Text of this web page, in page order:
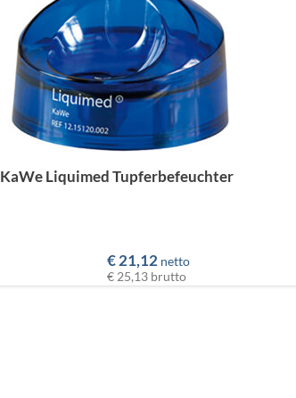
KaWe Liquimed Tupferbefeuchter
€21,12 netto
€ 25,13 brutto